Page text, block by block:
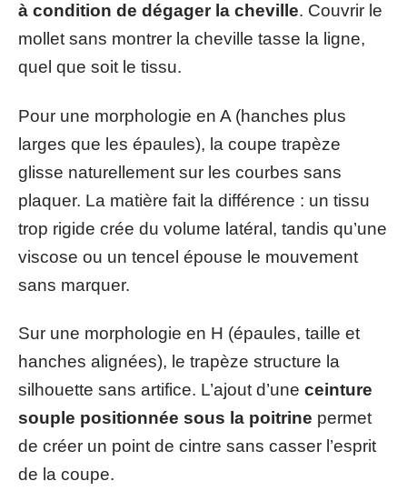
à condition de dégager la cheville. Couvrir le
mollet sans montrer la cheville tasse la ligne,
quel que soit le tissu.
Pour une morphologie en A (hanches plus
larges que les épaules), la coupe trapèze
glisse naturellement sur les courbes sans
plaquer. La matière fait la différence : un tissu
trop rigide crée du volume latéral, tandis qu’une
viscose ou un tencel épouse le mouvement
sans marquer.
Sur une morphologie en H (épaules, taille et
hanches alignées), le trapèze structure la
silhouette sans artifice. L’ajout d’une ceinture
souple positionnée sous la poitrine permet
de créer un point de cintre sans casser l’esprit
de la coupe.